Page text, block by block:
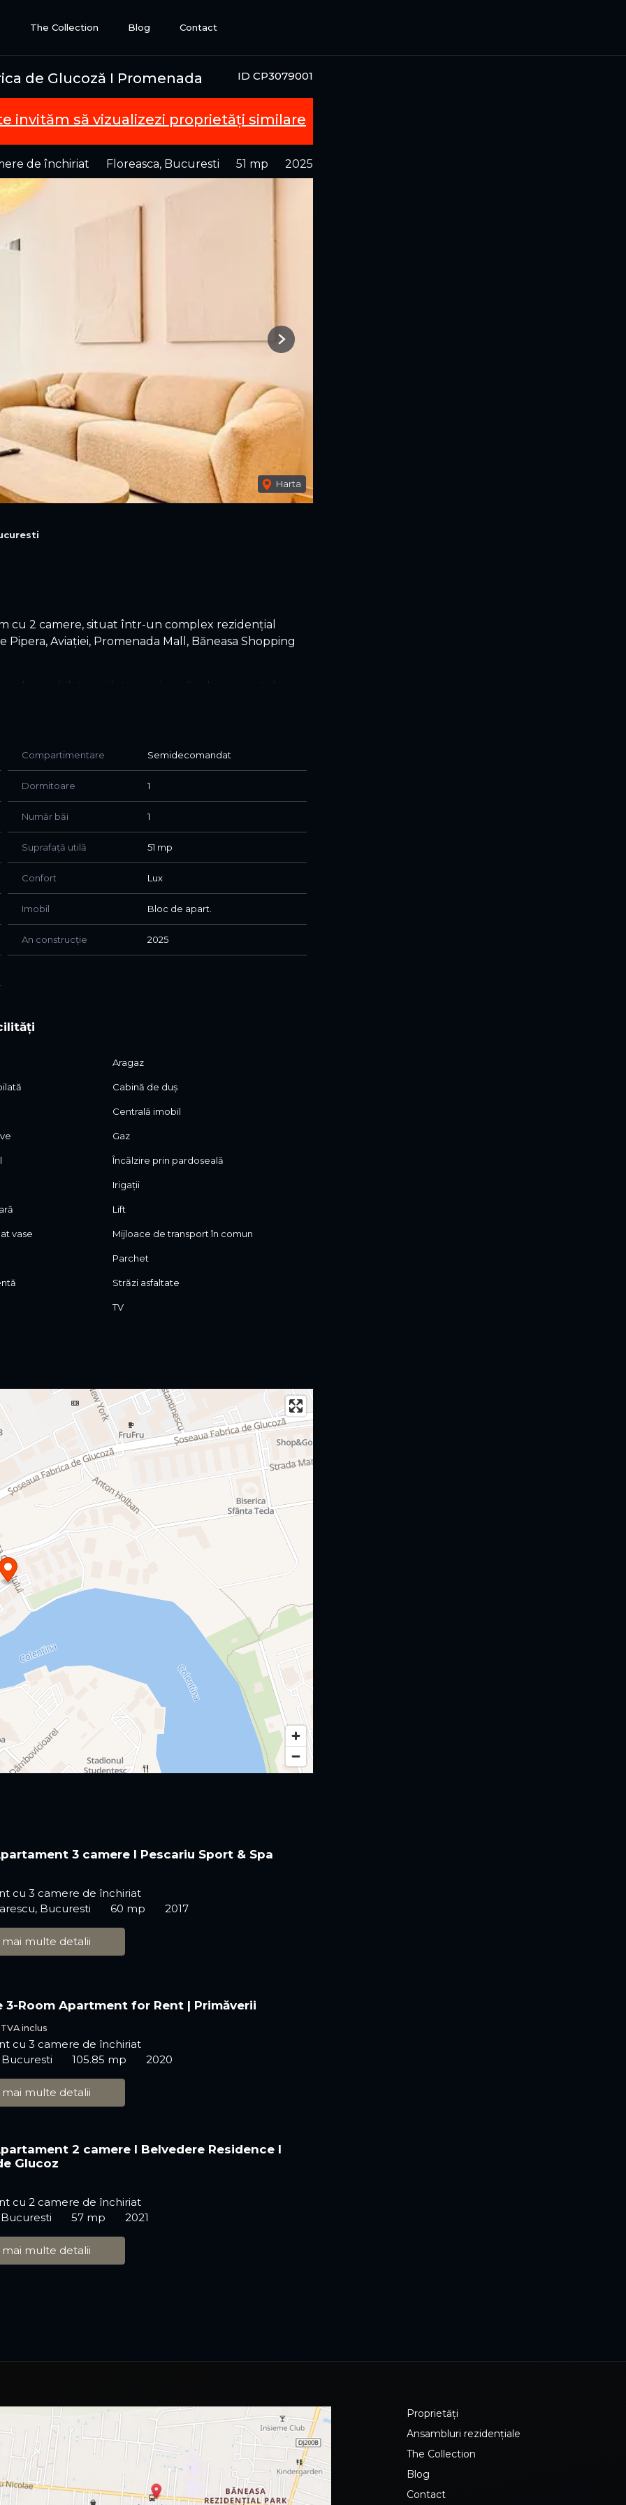
The Collection Blog Contact
ID CP3079001
de Glucoză I Promenada
invităm să vizualizezi proprietăți similare
de închiriat Floreasca, Bucuresti 51 mp 2025
Harta
Next
cu 2 camere, situat într-un complex rezidențial
Aviației, Promenada Mall, Băneasa Shopping
mobilat și utilat premium, fiind amenajat de
Bosch. Designul modern, finisajele
prin atmosfera aerisită și amenajarea foarte bine
Compartimentare Semidecomandat
Dormitoare 1
Număr băi 1
Suprafață utilă 51 mp
Confort Lux
Imobil Bloc de apart.
An construcție 2025
Aragaz
Cabină de duș
Centrală imobil
Gaz
Încălzire prin pardoseală
Irigații
Lift
vase Mijloace de transport în comun
Parchet
Străzi asfaltate
TV
3 camere I Pescariu Sport & Spa
cu 3 camere de închiriat
Bucuresti
60 mp 2017
mai multe detalii
3-Room Apartment for Rent | Primăverii
TVA inclus
cu 3 camere de închiriat
105.85 mp 2020
mai multe detalii
2 camere I Belvedere Residence I
Glucoz
cu 2 camere de închiriat
57 mp 2021
mai multe detalii
Proprietăți
Ansambluri rezidențiale
The Collection
Blog
Contact